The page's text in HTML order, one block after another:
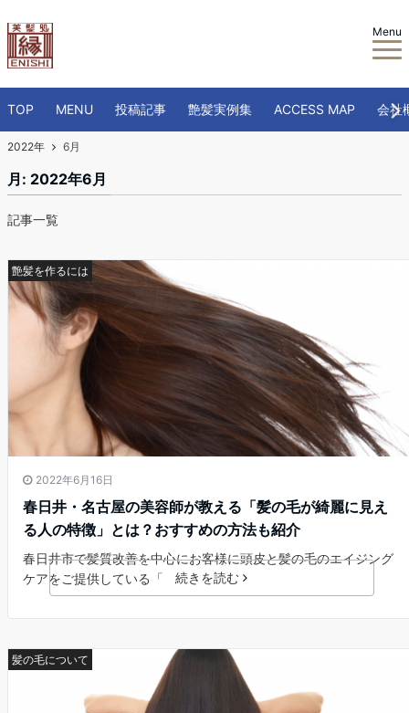
Menu
TOP MENU 投稿記事 艶髪実例集 ACCESS MAP 会社
2022年 6月
月: 2022年6月
記事一覧
艶髪を作るには
2022年6月16日
春日井・名古屋の美容師が教える「髪の毛が綺麗に見え
る人の特徴」とは？おすすめの方法も紹介
春日井市で髪質改善を中心にお客様に頭皮と髪の毛のエイジング
ケアをご提供している「
続きを読む
髪の毛について